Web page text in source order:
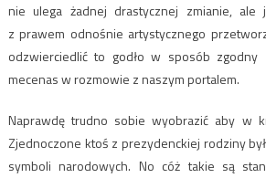
nie ulega żadnej drastycznej zmianie, ale
z prawem odnośnie artystycznego
odzwierciedlić to godło w sposób
mecenas w rozmowie z naszym portalem.
Naprawdę trudno sobie wyobrazić aby w
Zjednoczone ktoś z prezydenckiej rodziny
symboli narodowych. No cóż takie są